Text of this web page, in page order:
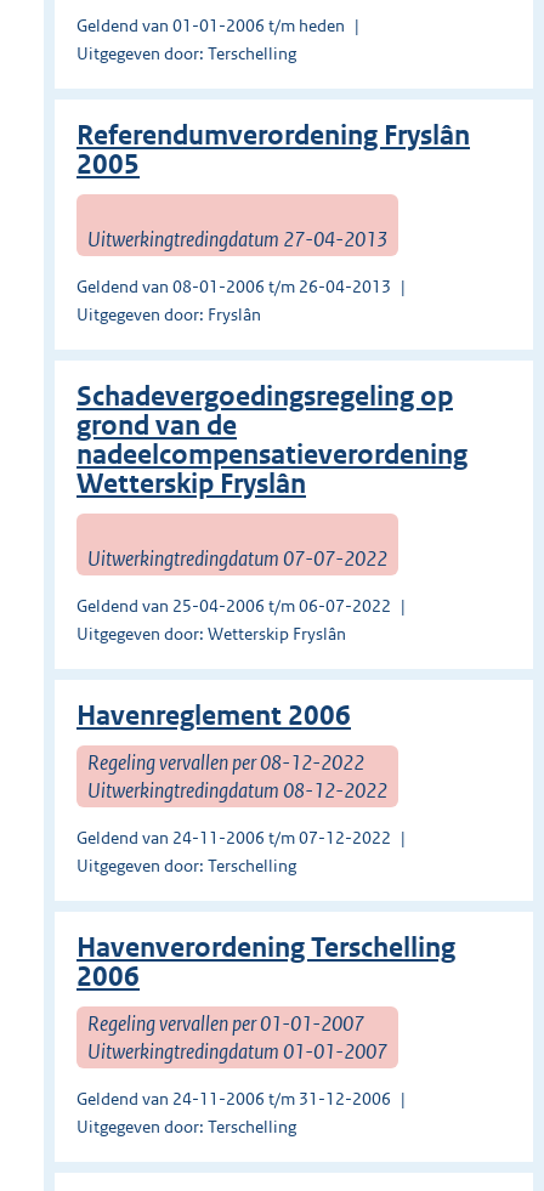
Geldend van 01-01-2006 t/m heden
Uitgegeven door: Terschelling
Referendumverordening Fryslân
2005
Uitwerkingtredingdatum 27-04-2013
Geldend van 08-01-2006 t/m 26-04-2013
Uitgegeven door: Fryslân
Schadevergoedingsregeling op
grond van de
nadeelcompensatieverordening
Wetterskip Fryslân
Uitwerkingtredingdatum 07-07-2022
Geldend van 25-04-2006 t/m 06-07-2022
Uitgegeven door: Wetterskip Fryslân
Havenreglement 2006
Regeling vervallen per 08-12-2022
Uitwerkingtredingdatum 08-12-2022
Geldend van 24-11-2006 t/m 07-12-2022
Uitgegeven door: Terschelling
Havenverordening Terschelling
2006
Regeling vervallen per 01-01-2007
Uitwerkingtredingdatum 01-01-2007
Geldend van 24-11-2006 t/m 31-12-2006
Uitgegeven door: Terschelling